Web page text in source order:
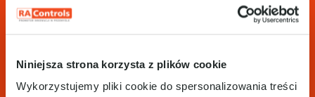
Niniejsza strona korzysta z plików cookie
Wykorzystujemy pliki cookie do spersonalizowania treści
Santander Polska: